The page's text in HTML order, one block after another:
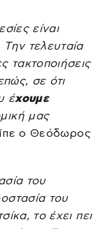
είναι
τελευταία
τακτοποιήσεις
σε ότι
έχουμε
μας
ο Θεόδωρος
του
του
το έχει πει